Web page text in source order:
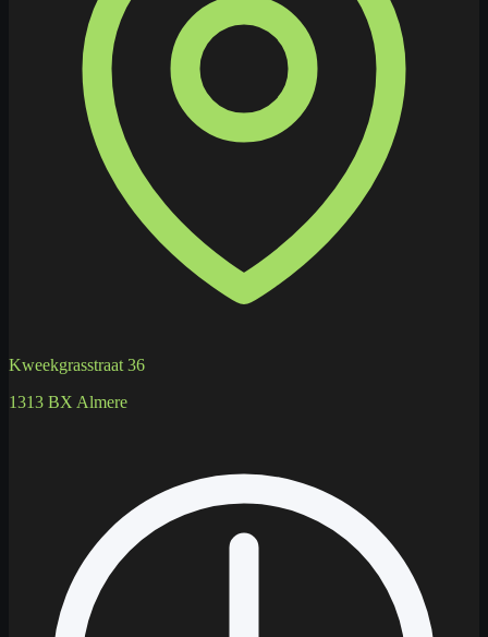
Kweekgrasstraat 36
1313 BX Almere